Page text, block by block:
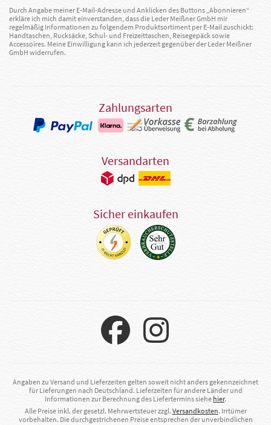
Durch Angabe meiner E-Mail-Adresse und Anklicken des Buttons „Abonnieren“
erkläre ich mich damit einverstanden, dass die Leder Meißner GmbH mir
regelmäßig Informationen zu folgendem Produktsortiment per E-Mail zuschickt:
Handtaschen, Rucksäcke, Schul- und Freizeittaschen, Reisegepäck sowie
Accessoires. Meine Einwilligung kann ich jederzeit gegenüber der Leder Meißner
GmbH widerrufen.
Zahlungsarten
Versandarten
Sicher einkaufen
Angaben zu Versand und Lieferzeiten gelten soweit nicht anders gekennzeichnet
für Lieferungen nach Deutschland. Lieferzeiten für andere Länder und
Informationen zur Berechnung des Liefertermins siehe hier.
Alle Preise inkl. der gesetzl. Mehrwertsteuer zzgl. Versandkosten. Irrtümer
vorbehalten. Die durchgestrichenen Preise entsprechen der unverbindlichen